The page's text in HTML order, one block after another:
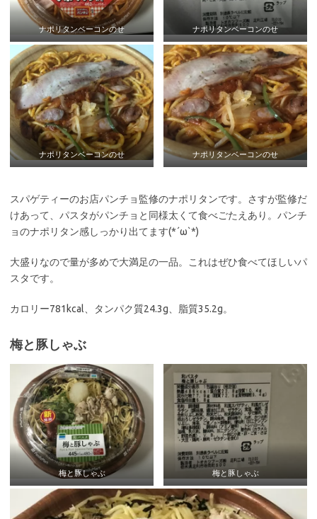
ナポリタンベーコンのせ ナポリタンベーコンのせ
ナポリタンベーコンのせ ナポリタンベーコンのせ
スパゲティーのお店パンチョ監修のナポリタンです。さすが監修だ
けあって、パスタがパンチョと同様太くて食べごたえあり。パンチ
ョのナポリタン感しっかり出てます(*´ω`*)
大盛りなので量が多めで大満足の一品。これはぜひ食べてほしいパ
スタです。
カロリー781kcal、タンパク質24.3g、脂質35.2g。
梅と豚しゃぶ
梅と豚しゃぶ 梅と豚しゃぶ